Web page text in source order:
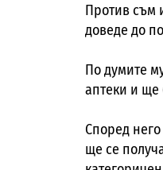
Против съм
доведе до
По думите
аптеки и ще
Според
ще се